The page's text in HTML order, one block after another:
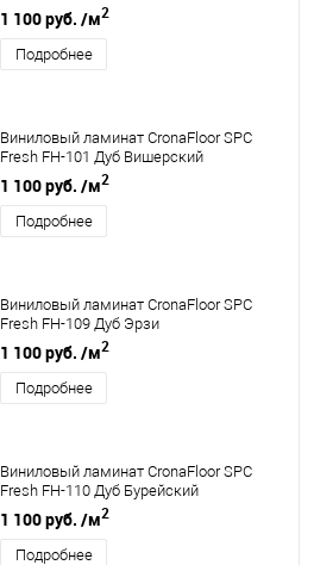
1 100 руб. /м2
Подробнее
Виниловый ламинат CronaFloor SPC
Fresh FH-101 Дуб Вишерский
1 100 руб. /м2
Подробнее
Виниловый ламинат CronaFloor SPC
Fresh FH-109 Дуб Эрзи
1 100 руб. /м2
Подробнее
Виниловый ламинат CronaFloor SPC
Fresh FH-110 Дуб Бурейский
1 100 руб. /м2
Подробнее